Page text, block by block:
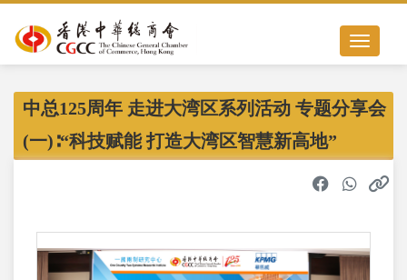
Toggle
中总125周年 走进大湾区系列活动 专题分享会
(一)∶“科技赋能 打造大湾区智慧新高地”